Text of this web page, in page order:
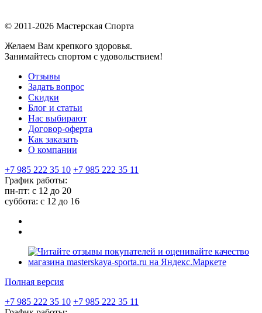
© 2011-2026 Мастерская Спорта
Желаем Вам крепкого здоровья.
Занимайтесь спортом с удовольствием!
Отзывы
Задать вопрос
Скидки
Блог и статьи
Нас выбирают
Договор-оферта
Как заказать
О компании
+7 985 222 35 10 +7 985 222 35 11
График работы:
пн-пт: с 12 до 20
суббота: c 12 до 16
Полная версия
+7 985 222 35 10 +7 985 222 35 11